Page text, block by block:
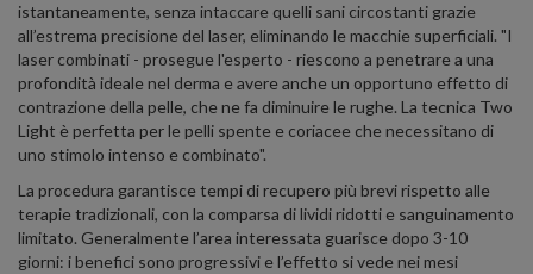
istantaneamente, senza intaccare quelli sani circostanti grazie
all’estrema precisione del laser, eliminando le macchie superficiali. "I
laser combinati - prosegue l'esperto - riescono a penetrare a una
profondità ideale nel derma e avere anche un opportuno effetto di
contrazione della pelle, che ne fa diminuire le rughe. La tecnica Two
Light è perfetta per le pelli spente e coriacee che necessitano di
uno stimolo intenso e combinato".
La procedura garantisce tempi di recupero più brevi rispetto alle
terapie tradizionali, con la comparsa di lividi ridotti e sanguinamento
limitato. Generalmente l’area interessata guarisce dopo 3-10
giorni: i benefici sono progressivi e l’effetto si vede nei mesi